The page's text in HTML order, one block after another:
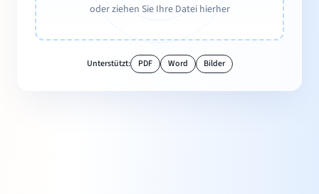
oder ziehen Sie Ihre Datei hierher
Unterstützt: PDF Word Bilder